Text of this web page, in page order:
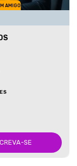
AMIGO
SE